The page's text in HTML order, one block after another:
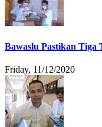
Bawaslu Pastikan Tiga
Friday, 11/12/2020